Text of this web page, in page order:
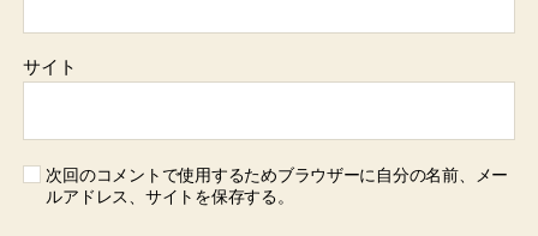
サイト
次回のコメントで使用するためブラウザーに自分の名前、メー
ルアドレス、サイトを保存する。